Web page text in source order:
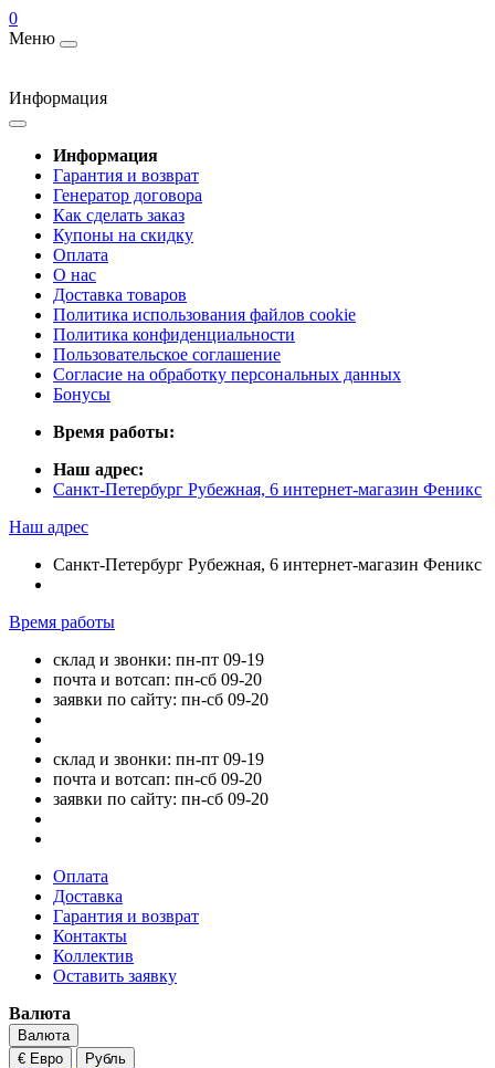
0
Меню
Информация
Информация
Гарантия и возврат
Генератор договора
Как сделать заказ
Купоны на скидку
Оплата
О нас
Доставка товаров
Политика использования файлов cookie
Политика конфиденциальности
Пользовательское соглашение
Согласие на обработку персональных данных
Бонусы
Время работы:
Наш адрес:
Санкт-Петербург Рубежная, 6 интернет-магазин Феникс
Наш адрес
Санкт-Петербург Рубежная, 6 интернет-магазин Феникс
Время работы
склад и звонки: пн-пт 09-19
почта и вотсап: пн-сб 09-20
заявки по сайту: пн-сб 09-20
склад и звонки: пн-пт 09-19
почта и вотсап: пн-сб 09-20
заявки по сайту: пн-сб 09-20
Оплата
Доставка
Гарантия и возврат
Контакты
Коллектив
Оставить заявку
Валюта
Валюта
€ Евро
Рубль